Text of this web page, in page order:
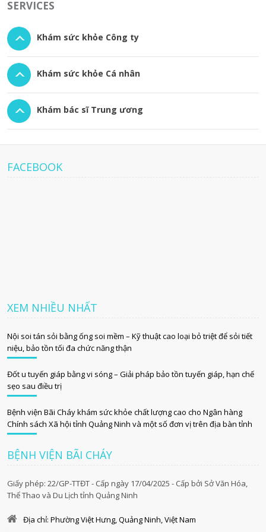
SERVICES
Khám sức khỏe Công ty
Khám sức khỏe Cá nhân
Khám bác sĩ Trung ương
FACEBOOK
XEM NHIỀU NHẤT
Nội soi tán sỏi bằng ống soi mềm – Kỹ thuật cao loại bỏ triệt để sỏi tiết
niệu, bảo tồn tối đa chức năng thận
Đốt u tuyến giáp bằng vi sóng – Giải pháp bảo tồn tuyến giáp, hạn chế
sẹo sau điều trị
Bệnh viện Bãi Cháy khám sức khỏe chất lượng cao cho Ngân hàng
Chính sách Xã hội tỉnh Quảng Ninh và một số đơn vị trên địa bàn tỉnh
BỆNH VIỆN BÃI CHÁY
Giấy phép: 22/GP-TTĐT - Cấp ngày 17/04/2025 - Cấp bởi Sở Văn Hóa,
Thể Thao và Du Lịch tỉnh Quảng Ninh
Địa chỉ: Phường Việt Hưng, Quảng Ninh, Việt Nam